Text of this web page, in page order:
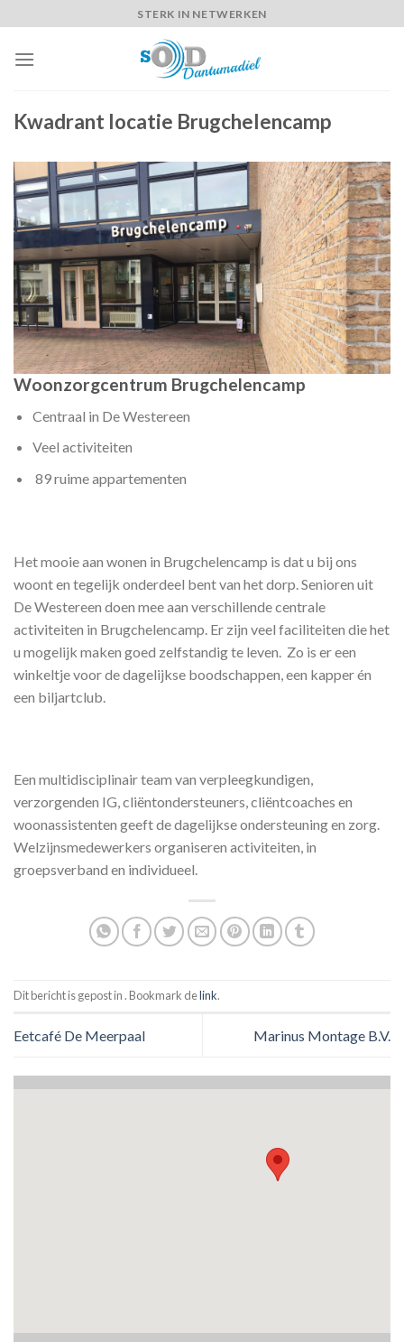
to
content
STERK IN NETWERKEN
Kwadrant locatie Brugchelencamp
Woonzorgcentrum Brugchelencamp
Centraal in De Westereen
Veel activiteiten
89 ruime appartementen
Het mooie aan wonen in Brugchelencamp is dat u bij ons
woont en tegelijk onderdeel bent van het dorp. Senioren uit
De Westereen doen mee aan verschillende centrale
activiteiten in Brugchelencamp. Er zijn veel faciliteiten die het
u mogelijk maken goed zelfstandig te leven. Zo is er een
winkeltje voor de dagelijkse boodschappen, een kapper én
een biljartclub.
Een multidisciplinair team van verpleegkundigen,
verzorgenden IG, cliëntondersteuners, cliëntcoaches en
woonassistenten geeft de dagelijkse ondersteuning en zorg.
Welzijnsmedewerkers organiseren activiteiten, in
groepsverband en individueel.
Dit bericht is gepost in . Bookmark delink.
Eetcafé De Meerpaal Marinus Montage B.V.